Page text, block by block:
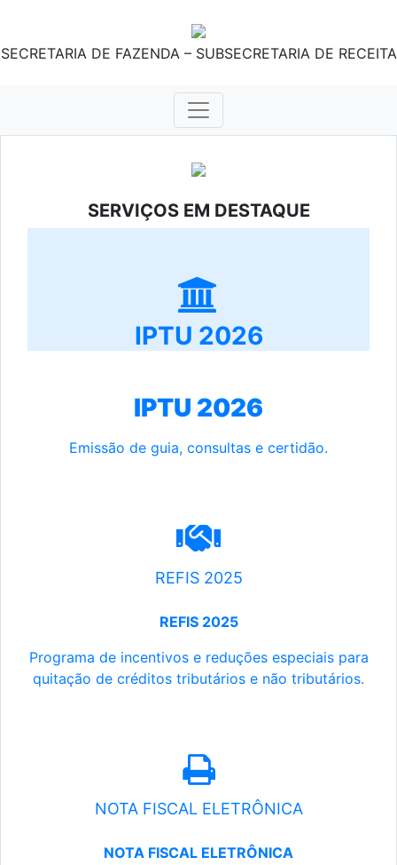
SECRETARIA DE FAZENDA – SUBSECRETARIA DE RECEITA
SERVIÇOS EM DESTAQUE
IPTU 2026
IPTU 2026
Emissão de guia, consultas e certidão.
REFIS 2025
REFIS 2025
Programa de incentivos e reduções especiais para
quitação de créditos tributários e não tributários.
NOTA FISCAL ELETRÔNICA
NOTA FISCAL ELETRÔNICA